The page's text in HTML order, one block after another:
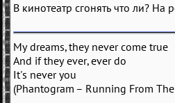
В кинотеатр сгонять что ли?
My dreams, they never come true
And if they ever, ever do
It's never you
(Phantogram – Running From